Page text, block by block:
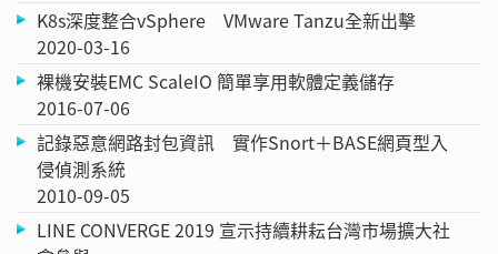
K8s深度整合vSphere VMware Tanzu全新出擊
2020-03-16
裸機安裝EMC ScaleIO 簡單享用軟體定義儲存
2016-07-06
記錄惡意網路封包資訊 實作Snort＋BASE網頁型入
侵偵測系統
2010-09-05
LINE CONVERGE 2019 宣示持續耕耘台灣市場擴大社